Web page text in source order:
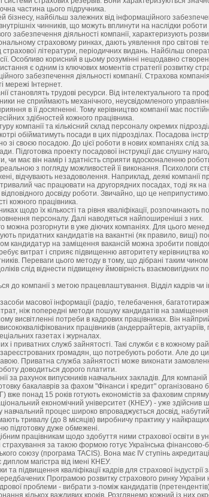
частина цього підручника.
бізнесу, найбільш залежних від інформаційного
чинників, що можуть вплинути на наслідки
забезпечення діяльності компанії, характеризують
страховому ринках, дають уявлення про світові
літератури, періодичних видань. Найбільш
Особливо корисний в цьому розумінні нещодавно
є одним із ключових моментів стратегії розвитку
забезпечення діяльності компанії. Страхова
мережі Інтернет.
становлять трудові ресурси. Від інтелектуального та
не сприймають механічного, неусвідомленого
в її досягненні. Тому керівництво компанії має
здібностей кожного працівника.
компанії та кількісний склад персоналу окремих
котрі обійматимуть посади в цих підрозділах. Посадова
зі своєю посадою. До цієї роботи в нових компаніях слід
Підготовка проекту посадової інструкції дає слушну
чи має він намір і здатність сприяти вдосконаленню
реальною з погляду можливостей її виконання. Психологи
відчувають незадоволення. Наприклад, деякі компанії
тривалий час працювати на другорядних посадах, тоді як
відповідного досвіду роботи. Звичайно, що це
кожного працівника.
щодо їх кількості та рівня кваліфікації, розпочинають
персоналу. Далі наводяться найпоширеніші з них.
можна розгорнути в уже діючих компаніях. Для цього
придатних кандидатів на вакантні (як правило, вищі)
кандидатур на заміщення вакансій можна зробити
витрат і сприяє підвищенню авторитету керівництва
Переваги цього методу в тому, що дібрані таким
слід віднести підвищену ймовірність взаємовигідних
до компанії з метою працевлаштування. Відділ кадрів
масової інформації (радіо, телебачення,
ніж попередні методи пошуку кандидатів на
висвітленні потреби в кадрових працівниках. Він
працівників (андеррайтерів, актуаріїв,
газетах і журналах.
і приватних служб зайнятості. Такі служби є в кожному
громадян, що потребують роботи. Але до
Приватна служба зайнятості може виконати
доводиться дорого платити.
за рахунок випускників навчальних закладів. Для
бакалаврів за фахом "Фінанси і кредит" організовано
вже понад 15 років готують економістів за фаховим
економічний університет (КНЕУ) - уже здійснив
навчальний процес широко впроваджується досвід,
тривалу (до 8 місяців) виробничу практику у
підготовку дуже обмежені.
працівникам щодо здобуття ними страхової освіти в
страхування за такою формою готує Українська
союзу (програма TACIS). Вона має IV ступінь
магістра від імені КНЕУ.
та підвищення кваліфікації кадрів для страхової
Програмою розвитку страхового ринку
проблеми - вибрати з-поміж кандидатів
кількох важливих кроків. Розглянемо кожний із них